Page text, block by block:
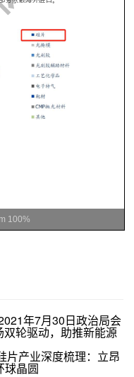
100%
年7月30日政治局会
轮驱动，助推新能源
片产业深度梳理：立昂
球晶圆